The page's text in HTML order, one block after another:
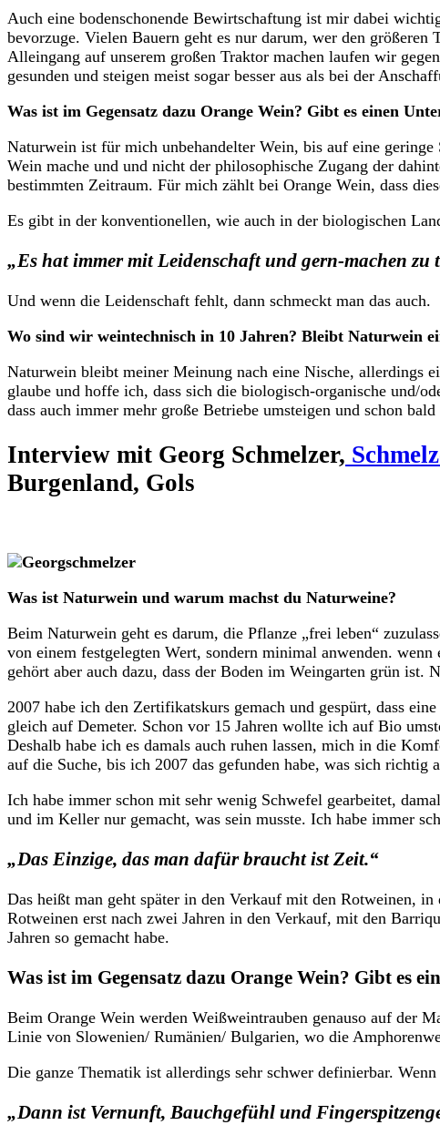
Auch eine bodenschonende Bewirtschaftung ist mir dabei
bevorzuge. Vielen Bauern geht es nur darum, wer den
Alleingang auf unserem großen Traktor machen laufen wir
gesunden und steigen meist sogar besser aus als bei der
Was ist im Gegensatz dazu Orange Wein? Gibt es einen
Naturwein ist für mich unbehandelter Wein, bis auf eine
Wein mache und und nicht der philosophische Zugang der
bestimmten Zeitraum. Für mich zählt bei Orange Wein, dass
Es gibt in der konventionellen, wie auch in der biologischen
„Es hat immer mit Leidenschaft und gern-machen zu
Und wenn die Leidenschaft fehlt, dann schmeckt man das auch.
Wo sind wir weintechnisch in 10 Jahren? Bleibt Naturwein
Naturwein bleibt meiner Meinung nach eine Nische, allerdings
glaube und hoffe ich, dass sich die biologisch-organische und/
dass auch immer mehr große Betriebe umsteigen und schon
Interview mit Georg Schmelzer,
Burgenland, Gols
Was ist Naturwein und warum machst du Naturweine?
Beim Naturwein geht es darum, die Pflanze „frei leben“
von einem festgelegten Wert, sondern minimal anwenden.
gehört aber auch dazu, dass der Boden im Weingarten grün
2007 habe ich den Zertifikatskurs gemach und gespürt, dass
gleich auf Demeter. Schon vor 15 Jahren wollte ich auf Bio
Deshalb habe ich es damals auch ruhen lassen, mich in die
auf die Suche, bis ich 2007 das gefunden habe, was sich richtig
Ich habe immer schon mit sehr wenig Schwefel gearbeitet,
und im Keller nur gemacht, was sein musste. Ich habe immer
„Das Einzige, das man dafür braucht ist Zeit.“
Das heißt man geht später in den Verkauf mit den Rotweinen,
Rotweinen erst nach zwei Jahren in den Verkauf, mit den
Jahren so gemacht habe.
Was ist im Gegensatz dazu Orange Wein? Gibt es
Beim Orange Wein werden Weißweintrauben genauso auf der
Linie von Slowenien/ Rumänien/ Bulgarien, wo die
Die ganze Thematik ist allerdings sehr schwer definierbar.
„Dann ist Vernunft, Bauchgefühl und